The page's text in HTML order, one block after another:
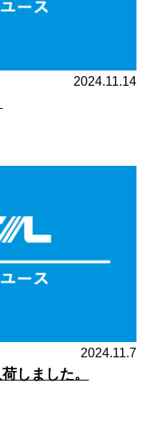
2024.11.14
2024.11.7
しました。